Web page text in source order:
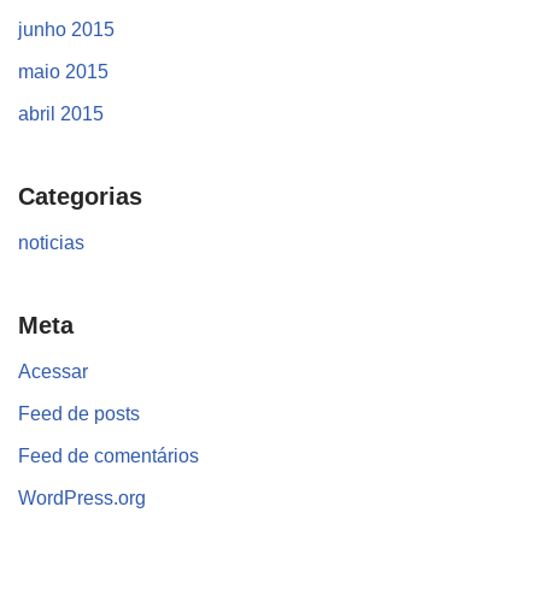
junho 2015
maio 2015
abril 2015
Categorias
noticias
Meta
Acessar
Feed de posts
Feed de comentários
WordPress.org